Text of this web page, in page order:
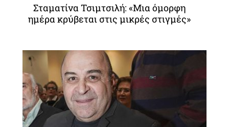
Σταματίνα Τσιμτσιλή: «Μια όμορφη
ημέρα κρύβεται στις μικρές στιγμές»